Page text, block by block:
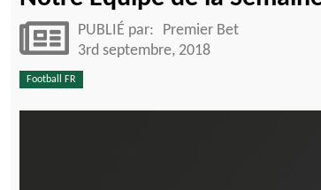
PUBLIÉ par:
Premier Bet
3rd septembre, 2018
Football FR